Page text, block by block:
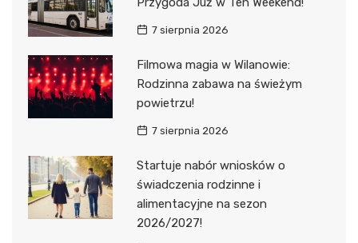
7 sierpnia 2026
Filmowa magia w Wilanowie:
Rodzinna zabawa na świeżym
powietrzu!
7 sierpnia 2026
Startuje nabór wniosków o
świadczenia rodzinne i
alimentacyjne na sezon
2026/2027!